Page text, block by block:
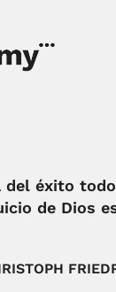
del éxito
de Dios